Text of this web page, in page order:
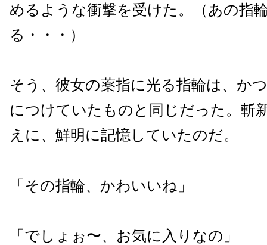
めるような衝撃を受けた。（あの指
る・・・）
そう、彼女の薬指に光る指輪は、か
につけていたものと同じだった。斬
えに、鮮明に記憶していたのだ。
「その指輪、かわいいね」
「でしょぉ〜、お気に入りなの」